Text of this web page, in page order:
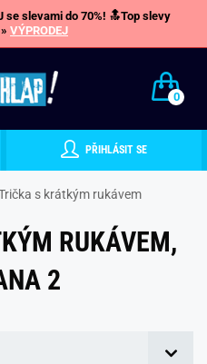
se slevami do 70%! 🔝Top slevy
VÝPRODEJ
0
PŘIHLÁSIT SE
s krátkým rukávem
RUKÁVEM,
2